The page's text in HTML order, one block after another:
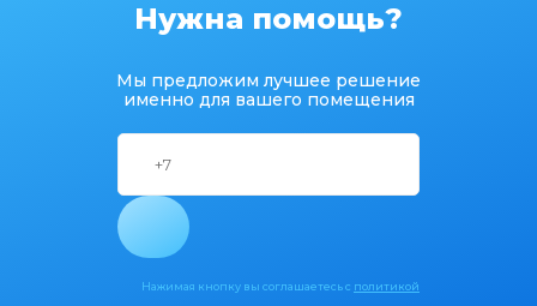
Нужна помощь?
Мы предложим лучшее решение
именно для вашего помещения
Нажимая кнопку вы соглашаетесь с политикой